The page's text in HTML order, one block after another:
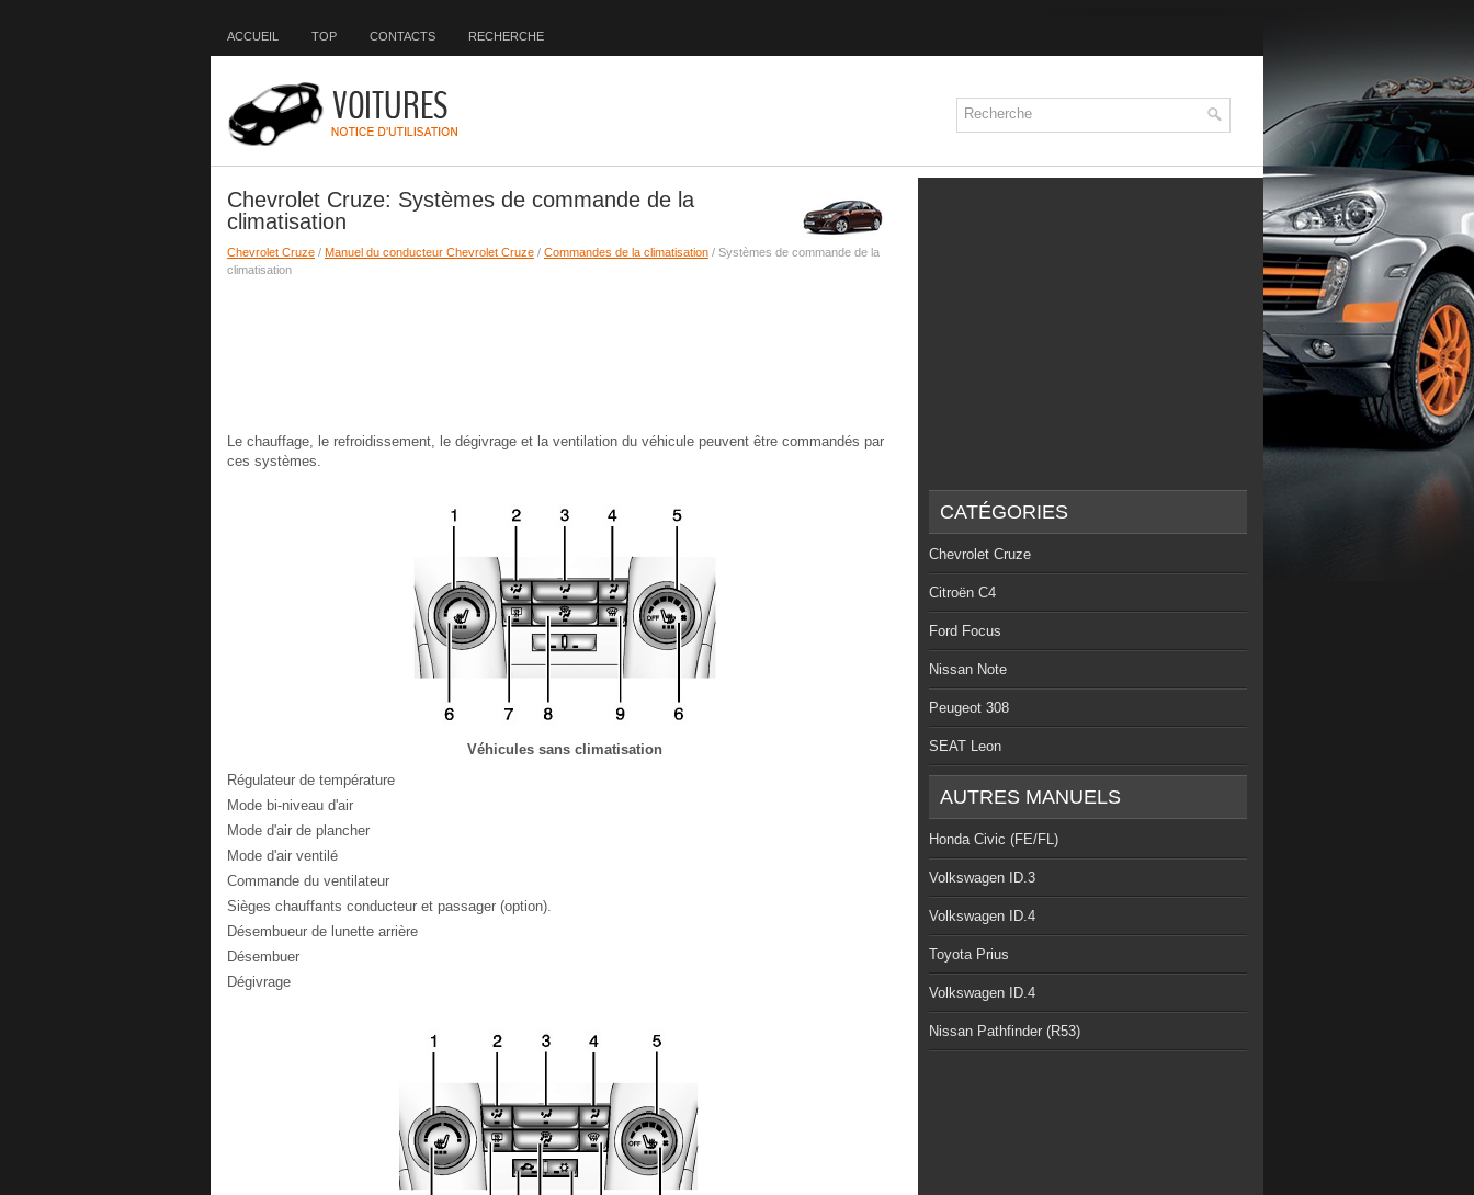
ACCUEIL TOP CONTACTS RECHERCHE
Chevrolet Cruze: Systèmes de commande de la
climatisation
Chevrolet Cruze / Manuel du conducteur Chevrolet Cruze / Commandes de la climatisation / Systèmes de commande de la
climatisation
Le chauffage, le refroidissement, le dégivrage et la ventilation du véhicule peuvent être commandés par
ces systèmes.
Véhicules sans climatisation
Régulateur de température
Mode bi-niveau d'air
Mode d'air de plancher
Mode d'air ventilé
Commande du ventilateur
Sièges chauffants conducteur et passager (option).
Désembueur de lunette arrière
Désembuer
Dégivrage
CATÉGORIES
Chevrolet Cruze
Citroën C4
Ford Focus
Nissan Note
Peugeot 308
SEAT Leon
AUTRES MANUELS
Honda Civic (FE/FL)
Volkswagen ID.3
Volkswagen ID.4
Toyota Prius
Volkswagen ID.4
Nissan Pathfinder (R53)